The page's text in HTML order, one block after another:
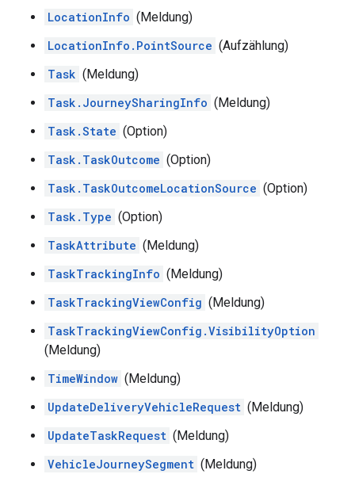
LocationInfo (Meldung)
LocationInfo.PointSource (Aufzählung)
Task (Meldung)
Task.JourneySharingInfo (Meldung)
Task.State (Option)
Task.TaskOutcome (Option)
Task.TaskOutcomeLocationSource (Option)
Task.Type (Option)
TaskAttribute (Meldung)
TaskTrackingInfo (Meldung)
TaskTrackingViewConfig (Meldung)
TaskTrackingViewConfig.VisibilityOption
(Meldung)
TimeWindow (Meldung)
UpdateDeliveryVehicleRequest (Meldung)
UpdateTaskRequest (Meldung)
VehicleJourneySegment (Meldung)